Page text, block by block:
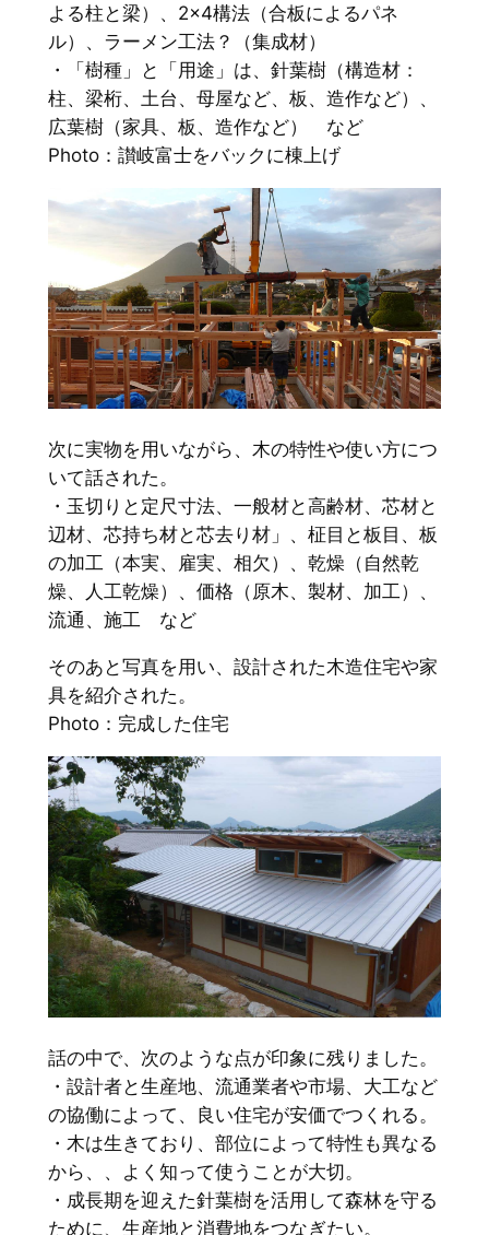
よる柱と梁）、2×4構法（合板によるパネ
ル）、ラーメン工法？（集成材）
・「樹種」と「用途」は、針葉樹（構造材：
柱、梁桁、土台、母屋など、板、造作など）、
広葉樹（家具、板、造作など） など
Photo：讃岐富士をバックに棟上げ
次に実物を用いながら、木の特性や使い方につ
いて話された。
・玉切りと定尺寸法、一般材と高齢材、芯材と
辺材、芯持ち材と芯去り材」、柾目と板目、板
の加工（本実、雇実、相欠）、乾燥（自然乾
燥、人工乾燥）、価格（原木、製材、加工）、
流通、施工 など
そのあと写真を用い、設計された木造住宅や家
具を紹介された。
Photo：完成した住宅
話の中で、次のような点が印象に残りました。
・設計者と生産地、流通業者や市場、大工など
の協働によって、良い住宅が安価でつくれる。
・木は生きており、部位によって特性も異なる
から、、よく知って使うことが大切。
・成長期を迎えた針葉樹を活用して森林を守る
ために、生産地と消費地をつなぎたい。